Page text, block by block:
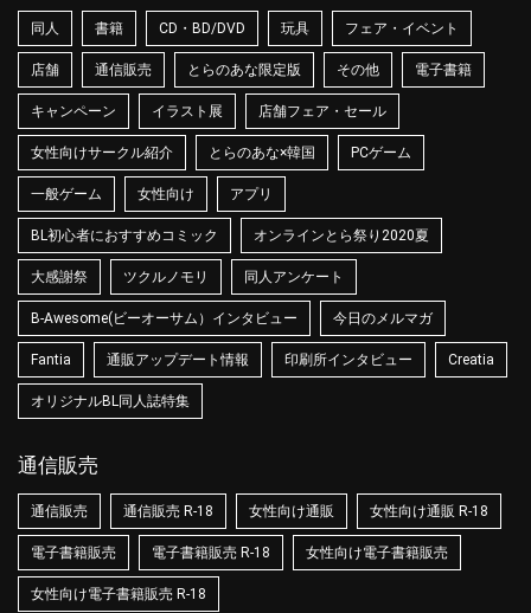
同人 書籍 CD・BD/DVD 玩具 フェア・イベント
店舗 通信販売 とらのあな限定版 その他 電子書籍
キャンペーン イラスト展 店舗フェア・セール
女性向けサークル紹介 とらのあな×韓国 PCゲーム
一般ゲーム 女性向け アプリ
BL初心者におすすめコミック オンラインとら祭り2020夏
大感謝祭 ツクルノモリ 同人アンケート
B-Awesome(ビーオーサム）インタビュー 今日のメルマガ
Fantia 通販アップデート情報 印刷所インタビュー Creatia
オリジナルBL同人誌特集
通信販売
通信販売 通信販売 R-18 女性向け通販 女性向け通販 R-18
電子書籍販売 電子書籍販売 R-18 女性向け電子書籍販売
女性向け電子書籍販売 R-18